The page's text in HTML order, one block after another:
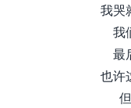
我哭
我
最
也许